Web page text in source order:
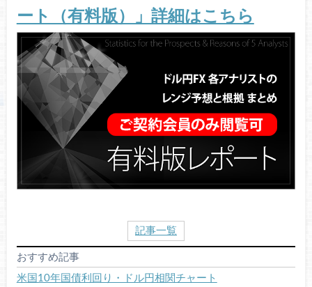
ート（有料版）」詳細はこちら
記事一覧
おすすめ記事
米国10年国債利回り・ドル円相関チャート